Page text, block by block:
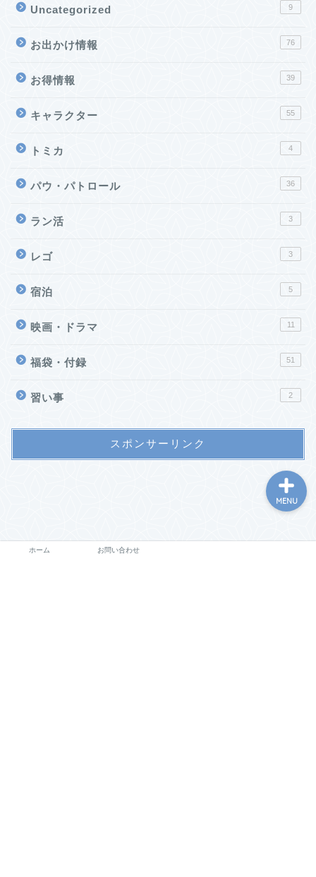
Uncategorized 9
お出かけ情報 76
お得情報 39
キャラクター 55
トミカ 4
パウ・パトロール 36
ラン活 3
レゴ 3
宿泊 5
映画・ドラマ 11
福袋・付録 51
習い事 2
スポンサーリンク
ホーム お問い合わせ
MENU
ホーム